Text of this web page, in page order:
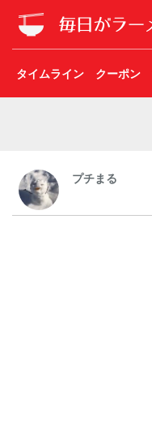
タイムライン クーポン
プチまる